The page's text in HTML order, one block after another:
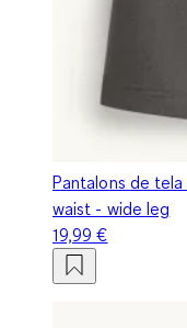
Pantalons de
waist - wide leg
19,99 €